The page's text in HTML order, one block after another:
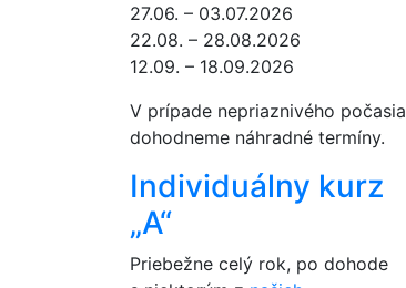
27.06. – 03.07.2026
22.08. – 28.08.2026
12.09. – 18.09.2026
V prípade nepriaznivého počasia
dohodneme náhradné termíny.
Individuálny kurz
„A“
Priebežne celý rok, po dohode